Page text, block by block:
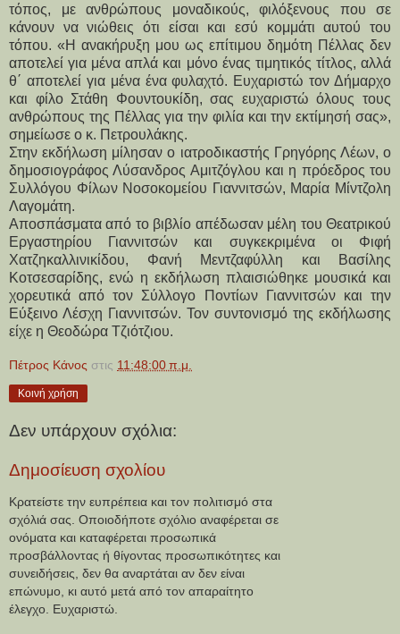
τόπος, με ανθρώπους μοναδικούς, φιλόξενους που σε
κάνουν να νιώθεις ότι είσαι και εσύ κομμάτι αυτού του
τόπου. «Η ανακήρυξη μου ως επίτιμου δημότη Πέλλας δεν
αποτελεί για μένα απλά και μόνο ένας τιμητικός τίτλος, αλλά
θ΄ αποτελεί για μένα ένα φυλαχτό. Ευχαριστώ τον Δήμαρχο
και φίλο Στάθη Φουντουκίδη, σας ευχαριστώ όλους τους
ανθρώπους της Πέλλας για την φιλία και την εκτίμησή σας»,
σημείωσε ο κ. Πετρουλάκης.
Στην εκδήλωση μίλησαν ο ιατροδικαστής Γρηγόρης Λέων, ο
δημοσιογράφος Λύσανδρος Αμιτζόγλου και η πρόεδρος του
Συλλόγου Φίλων Νοσοκομείου Γιαννιτσών, Μαρία Μίντζολη
Λαγομάτη.
Αποσπάσματα από το βιβλίο απέδωσαν μέλη του Θεατρικού
Εργαστηρίου Γιαννιτσών και συγκεκριμένα οι Φιφή
Χατζηκαλλινικίδου, Φανή Μεντζαφύλλη και Βασίλης
Κοτσεσαρίδης, ενώ η εκδήλωση πλαισιώθηκε μουσικά και
χορευτικά από τον Σύλλογο Ποντίων Γιαννιτσών και την
Εύξεινο Λέσχη Γιαννιτσών. Τον συντονισμό της εκδήλωσης
είχε η Θεοδώρα Τζιότζιου.
Πέτρος Κάνος στις 11:48:00 π.μ.
Κοινή χρήση
Δεν υπάρχουν σχόλια:
Δημοσίευση σχολίου
Κρατείστε την ευπρέπεια και τον πολιτισμό στα
σχόλιά σας. Οποιοδήποτε σχόλιο αναφέρεται σε
ονόματα και καταφέρεται προσωπικά
προσβάλλοντας ή θίγοντας προσωπικότητες και
συνειδήσεις, δεν θα αναρτάται αν δεν είναι
επώνυμο, κι αυτό μετά από τον απαραίτητο
έλεγχο. Ευχαριστώ.